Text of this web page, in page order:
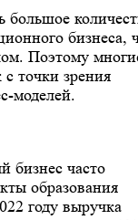
большое
бизнеса,
Поэтому
точки зрения
моделей.
бизнес часто
образования
году выручка